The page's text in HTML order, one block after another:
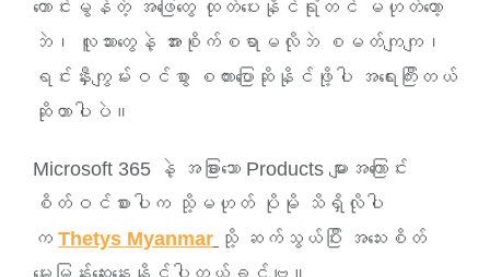
ကောင်းမွန်တဲ့ အဖြေတွေ ထုတ်ပေးနိုင်ရုံတင် မဟုတ်တော့
ဘဲ၊ လူသားတွေနဲ့ အားစိုက်စရာမလိုဘဲ စမတ်ကျကျ၊
ရင်းနှီးကျွမ်းဝင်စွာ စကားပြောဆိုနိုင်ဖို့ပါ အရေးကြီးတယ်
ဆိုတာပါပဲ။
Microsoft 365 နဲ့ အခြားသော Products များအကြောင်း
စိတ်ဝင်စားပါက သို့မဟုတ် ပိုမို သိရှိလိုပါ
က Thetys Myanmar သို့ ဆက်သွယ်ပြီး အသေးစိတ်